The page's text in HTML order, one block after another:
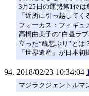
3月25日の運勢第1位は
「近所に引っ越して
フォーカス：フィギュ
高橋由美子の“白昼ラ
立った“醜悪ぶり”とは
「世界遺産」が日本
2018/02/23 10:34:04
マジラクジェントルマ